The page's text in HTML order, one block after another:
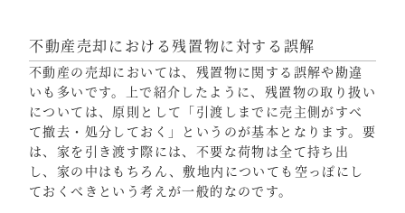
不動産売却における残置物に対する誤解
不動産の売却においては、残置物に関する誤解や勘違
いも多いです。上で紹介したように、残置物の取り扱い
については、原則として「引渡しまでに売主側がすべ
て撤去・処分しておく」というのが基本となります。要
は、家を引き渡す際には、不要な荷物は全て持ち出
し、家の中はもちろん、敷地内についても空っぽにし
ておくべきという考えが一般的なのです。